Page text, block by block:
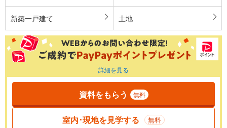
新築一戸建て 土地
詳細を見る
資料をもらう 無料
室内･現地を見学する 無料